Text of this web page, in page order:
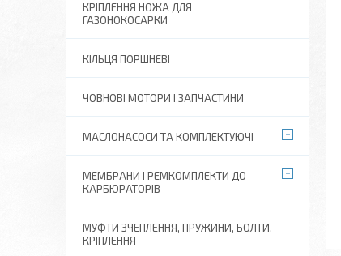
КРІПЛЕННЯ НОЖА ДЛЯ
ГАЗОНОКОСАРКИ
КІЛЬЦЯ ПОРШНЕВІ
ЧОВНОВІ МОТОРИ І ЗАПЧАСТИНИ
МАСЛОНАСОСИ ТА КОМПЛЕКТУЮЧІ
МЕМБРАНИ І РЕМКОМПЛЕКТИ ДО
КАРБЮРАТОРІВ
МУФТИ ЗЧЕПЛЕННЯ, ПРУЖИНИ, БОЛТИ,
КРІПЛЕННЯ